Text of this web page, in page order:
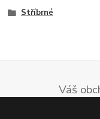
Stříbrné
Váš